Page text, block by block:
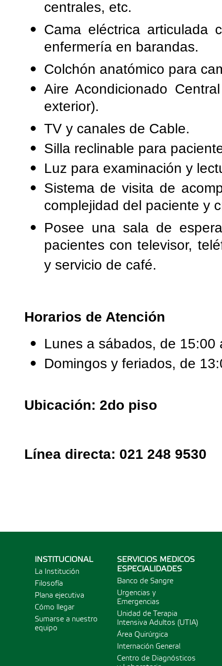
centrales, etc.
Cama eléctrica articulada
enfermería en barandas.
Colchón anatómico para
Aire Acondicionado
exterior).
TV y canales de Cable.
Silla reclinable para
Luz para examinación y
Sistema de visita de
complejidad del paciente y
Posee una sala de
pacientes con televisor,
y servicio de café.
Horarios de Atención
Lunes a sábados, de 15:00
Domingos y feriados, de
Ubicación: 2do piso
Lí­nea directa: 021 248 9530
INSTITUCIONAL
La Institución
Filosofía
Plana ejecutiva
Cómo llegar
Sumarse a nuestro
equipo
SERVICIOS MÉDICOS
ESPECIALIDADES
Banco de Sangre
Urgencias y
Emergencias
Unidad de Terapia
Intensiva Adultos (UTIA)
Área Quirúrgica
Internación General
Centro de Diagnósticos